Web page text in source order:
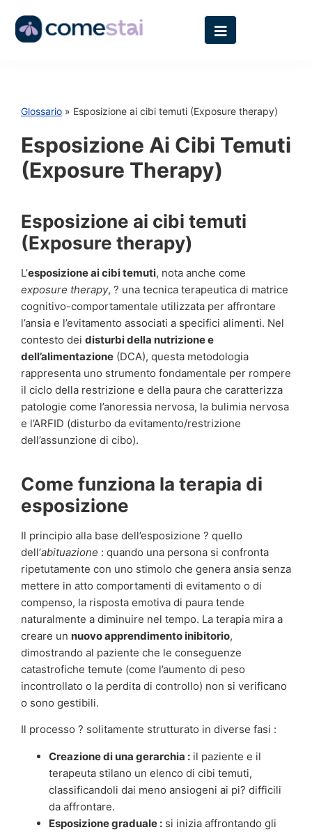
Glossario » Esposizione ai cibi temuti (Exposure therapy)
Esposizione Ai Cibi Temuti
(Exposure Therapy)
Esposizione ai cibi temuti
(Exposure therapy)
L’esposizione ai cibi temuti, nota anche come
exposure therapy, ? una tecnica terapeutica di matrice
cognitivo-comportamentale utilizzata per affrontare
l’ansia e l’evitamento associati a specifici alimenti. Nel
contesto dei disturbi della nutrizione e
dell’alimentazione (DCA), questa metodologia
rappresenta uno strumento fondamentale per rompere
il ciclo della restrizione e della paura che caratterizza
patologie come l’anoressia nervosa, la bulimia nervosa
e l’ARFID (disturbo da evitamento/restrizione
dell’assunzione di cibo).
Come funziona la terapia di
esposizione
Il principio alla base dell’esposizione ? quello
dell’abituazione : quando una persona si confronta
ripetutamente con uno stimolo che genera ansia senza
mettere in atto comportamenti di evitamento o di
compenso, la risposta emotiva di paura tende
naturalmente a diminuire nel tempo. La terapia mira a
creare un nuovo apprendimento inibitorio,
dimostrando al paziente che le conseguenze
catastrofiche temute (come l’aumento di peso
incontrollato o la perdita di controllo) non si verificano
o sono gestibili.
Il processo ? solitamente strutturato in diverse fasi :
Creazione di una gerarchia : il paziente e il
terapeuta stilano un elenco di cibi temuti,
classificandoli dai meno ansiogeni ai pi? difficili
da affrontare.
Esposizione graduale : si inizia affrontando gli